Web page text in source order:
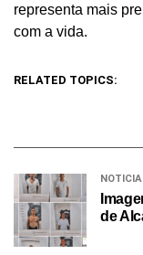
representa mais
com a vida.
RELATED TOPICS:
de